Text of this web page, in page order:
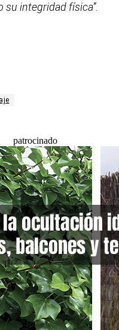
integridad física”.
patrocinado